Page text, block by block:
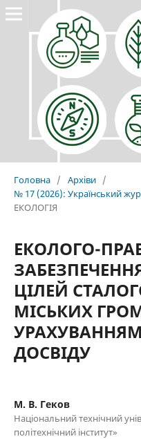
Головна / Архіви /
№ 17 (2026): Український
ЕКОЛОГІЯ
ЕКОЛОГО-
ЦІЛЕЙ
МІСЬКИХ
ДОСВІДУ
М. В. Геков
Національний технічний
політехнічний інститут»